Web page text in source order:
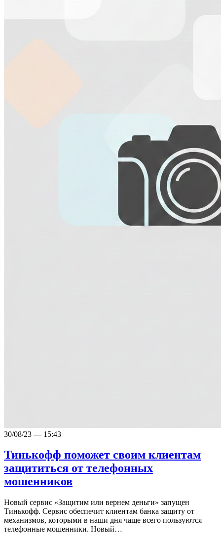
30/08/23 — 15:43
Тинькофф поможет своим клиентам
защититься от телефонных
мошенников
Новый сервис «Защитим или вернем деньги» запущен
Тинькофф. Сервис обеспечит клиентам банка защиту от
механизмов, которыми в наши дня чаще всего пользуются
телефонные мошенники. Новый…